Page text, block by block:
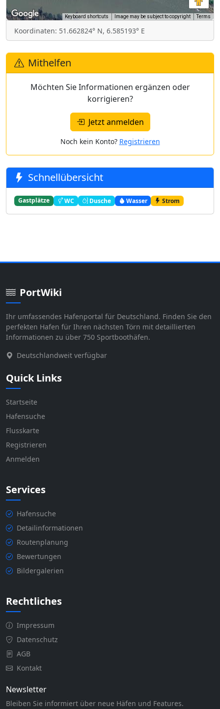
Keyboard shortcuts Image may be subject to copyright Terms
Koordinaten: 51.662824° N, 6.585193° E
Mithelfen
Möchten Sie Informationen ergänzen oder
korrigieren?
Jetzt anmelden
Noch kein Konto? Registrieren
Schnellübersicht
Gastplätze WC Dusche Wasser Strom
PortWiki
Ihr umfassendes Hafenportal für Deutschland. Finden Sie den
perfekten Hafen für Ihren nächsten Törn mit detaillierten
Informationen zu über 750 Sportboothäfen.
Deutschlandweit verfügbar
Quick Links
Startseite
Hafensuche
Flusskarte
Registrieren
Anmelden
Services
Hafensuche
Detailinformationen
Routenplanung
Bewertungen
Bildergalerien
Rechtliches
Impressum
Datenschutz
AGB
Kontakt
Newsletter
Bleiben Sie informiert über neue Häfen und Features.